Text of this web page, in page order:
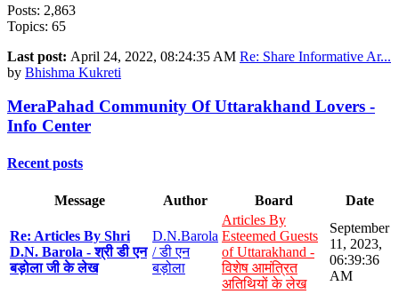
Posts: 2,863
Topics: 65
Last post: April 24, 2022, 08:24:35 AM Re: Share Informative Ar...
by Bhishma Kukreti
MeraPahad Community Of Uttarakhand Lovers -
Info Center
Recent posts
Message Author Board Date
Re: Articles By Shri
D.N. Barola - श्री डी एन
बड़ोला जी के लेख
D.N.Barola
/ डी एन
बड़ोला
Articles By
Esteemed Guests
of Uttarakhand -
विशेष आमंत्रित
अतिथियों के लेख
September
11, 2023,
06:39:36
AM